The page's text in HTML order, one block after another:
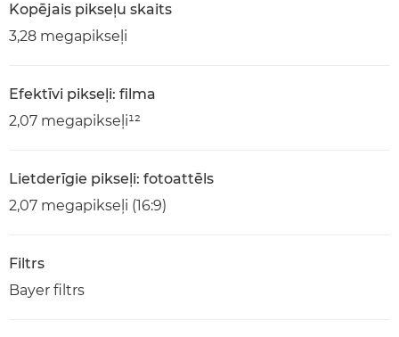
Kopējais pikseļu skaits
3,28 megapikseļi
Efektīvi pikseļi: filma
2,07 megapikseļi¹²
Lietderīgie pikseļi: fotoattēls
2,07 megapikseļi (16:9)
Filtrs
Bayer filtrs